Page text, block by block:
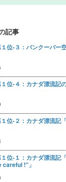
記事
位-３：バンクーバー
位-４：カナダ漂流記
位-２：カナダ漂流記
位-１：カナダ漂流記
careful !"」